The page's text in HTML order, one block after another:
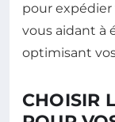
pour expédier
vous aidant à
optimisant
CHOISIR